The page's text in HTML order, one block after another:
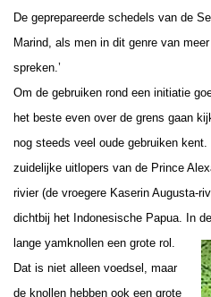
De geprepareerde schedels van de
Marind, als men in dit genre van
spreken.’
Om de gebruiken rond een initiatie
het beste even over de grens gaan
nog steeds veel oude gebruiken
zuidelijke uitlopers van de Prince
rivier (de vroegere Kaserin Augusta-
dichtbij het Indonesische Papua. In de
lange yamknollen een grote rol.
Dat is niet alleen voedsel, maar
de knollen hebben ook een grote